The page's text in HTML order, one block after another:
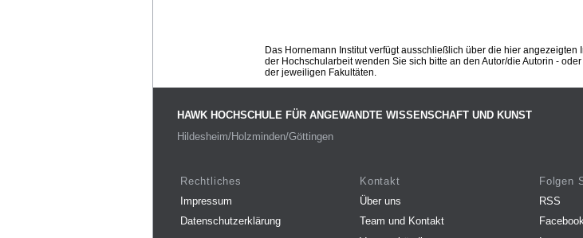
Das Hornemann Institut verfügt ausschließlich über die hier
der Hochschularbeit wenden Sie sich bitte an den Autor/die Autorin -
der jeweiligen Fakultäten.
HAWK HOCHSCHULE FÜR ANGEWANDTE WISSENSCHAFT UND KUNST
Hildesheim/Holzminden/Göttingen
Rechtliches
Impressum
Datenschutzerklärung
Kontakt
Über uns
Team und Kontakt
Folgen
RSS